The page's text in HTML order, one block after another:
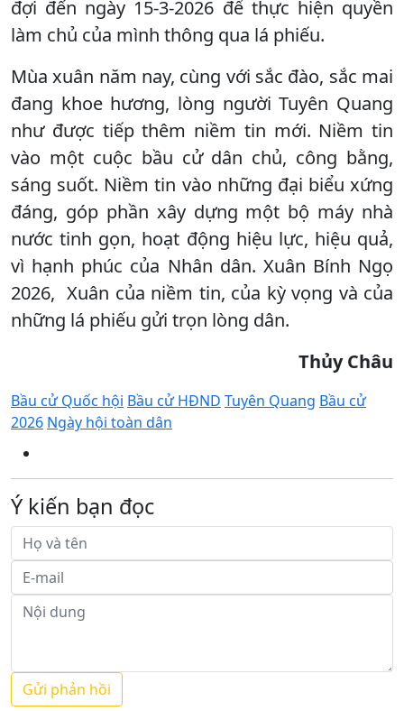
đợi đến ngày 15-3-2026 để thực hiện quyền
làm chủ của mình thông qua lá phiếu.
Mùa xuân năm nay, cùng với sắc đào, sắc mai
đang khoe hương, lòng người Tuyên Quang
như được tiếp thêm niềm tin mới. Niềm tin
vào một cuộc bầu cử dân chủ, công bằng,
sáng suốt. Niềm tin vào những đại biểu xứng
đáng, góp phần xây dựng một bộ máy nhà
nước tinh gọn, hoạt động hiệu lực, hiệu quả,
vì hạnh phúc của Nhân dân. Xuân Bính Ngọ
2026, Xuân của niềm tin, của kỳ vọng và của
những lá phiếu gửi trọn lòng dân.
Thủy Châu
Bầu cử Quốc hội Bầu cử HĐND Tuyên Quang Bầu cử
2026 Ngày hội toàn dân
Ý kiến bạn đọc